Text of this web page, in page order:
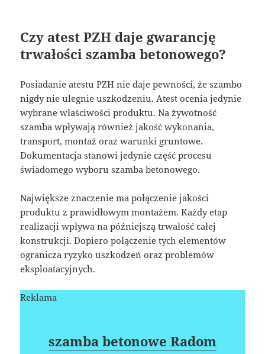
Czy atest PZH daje gwarancję
trwałości szamba betonowego?
Posiadanie atestu PZH nie daje pewności, że szambo
nigdy nie ulegnie uszkodzeniu. Atest ocenia jedynie
wybrane właściwości produktu. Na żywotność
szamba wpływają również jakość wykonania,
transport, montaż oraz warunki gruntowe.
Dokumentacja stanowi jedynie część procesu
świadomego wyboru szamba betonowego.
Największe znaczenie ma połączenie jakości
produktu z prawidłowym montażem. Każdy etap
realizacji wpływa na późniejszą trwałość całej
konstrukcji. Dopiero połączenie tych elementów
ogranicza ryzyko uszkodzeń oraz problemów
eksploatacyjnych.
Reklama
szamba betonowe Radom